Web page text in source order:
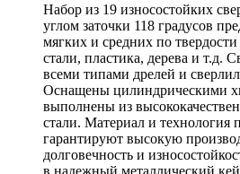
Набор из 19 износостойких
углом заточки 118 градусов
мягких и средних по
стали, пластика, дерева и т.д.
всеми типами дрелей и
Оснащены цилиндрическими
выполнены из
стали. Материал и технология
гарантируют высокую
долговечность и
в надежный металлический